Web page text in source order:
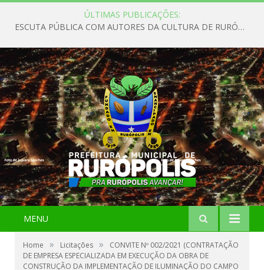
ÚLTIMAS PUBLICAÇÕES:
ESCUTA PÚBLICA COM AUTORES DA CULTURA DE RURÓPOLIS
MENU
Home » Licitações »
CONVITE Nº 002/2021 (CONTRATAÇÃO
DE EMPRESA ESPECIALIZADA EM EXECUÇÃO DA OBRA DE
CONSTRUÇÃO DA IMPLEMENTAÇÃO DE ILUMINAÇÃO DO CAMPO